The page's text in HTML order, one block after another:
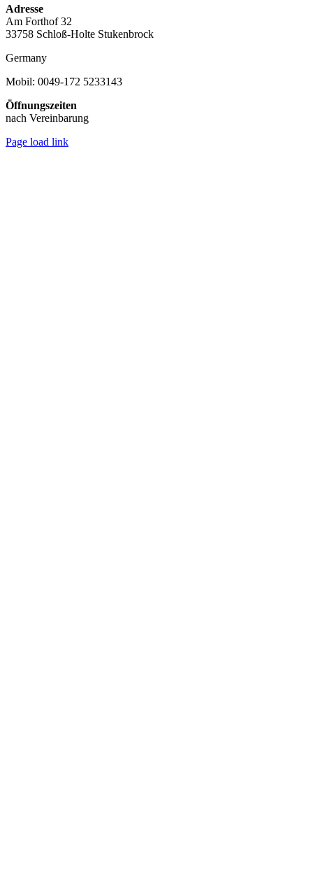
Adresse
Am Forthof 32
33758 Schloß-Holte Stukenbrock
Germany
Mobil: 0049-172 5233143
Öffnungszeiten
nach Vereinbarung
Page load link